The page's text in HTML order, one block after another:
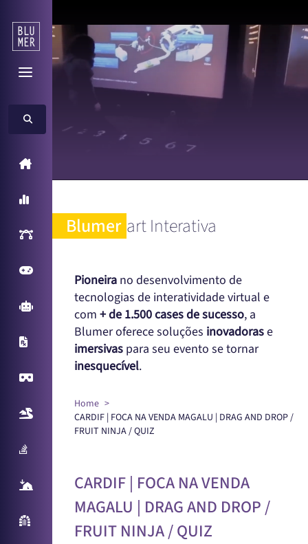
Inteligência Artificial
Games
Arcade Games
Realidade Aumentada
React Table
Parede Reativa
Blumer art Interativa
Pioneira no desenvolvimento de
tecnologias de interatividade virtual e
com + de 1.500 cases de sucesso, a
Blumer oferece soluções inovadorase
imersivas para seu evento se tornar
inesquecível.
Home
CARDIF | FOCA NA VENDA MAGALU | DRAG AND DROP /
FRUIT NINJA / QUIZ
CARDIF | FOCA NA VENDA
MAGALU | DRAG AND DROP /
FRUIT NINJA / QUIZ